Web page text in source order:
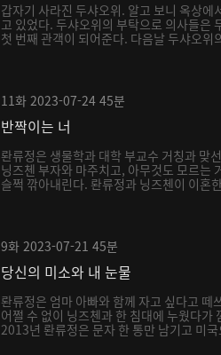
갑자기 사라진 두샤오위. 알고 보니 옥상에
고 있었다. 두샤오위의 부탁으로 의사들은
첫 번째 관객이 되어준다. 다음날 두샤오위
11화 2023-07-24 45분
반짝이는 너
롼류정은 생물학과 대학 부교수 거칭과 맞
닝즈첸 부자와 마주치고, 아무것도 모르는
슬쩍 깎아내린다. 롼류정과 닝즈첸이 이혼
9화 2023-07-21 45분
당신의 미소와 내 눈물
롼류정은 엄마 아빠와 함께 자고 싶다고 떼
어쩔 수 없이 닝즈첸과 한 침대에 누웠다가
2013년 롼류정은 문자 한 통만 남기고 미